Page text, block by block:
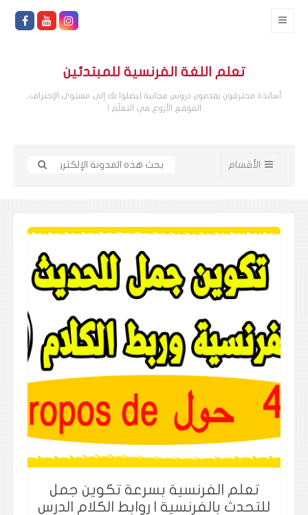
تعلم اللغة الفرنسية للمبتدئين
أساتذة محترفون يقدمون دروس مجانية ليصلوا بك إلى مستوى الإحتراف،
الموقع الأروع في التعلّم !
الأقسام
تعلم الفرنسية بسرعة تكوين جمل
للتحدث بالفرنسية | روابط الكلام الدرس